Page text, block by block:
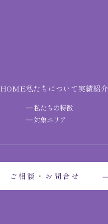
HOME私たちについて
私たちの特徴
対象エリア
実績紹介
ご相談・お問合せ